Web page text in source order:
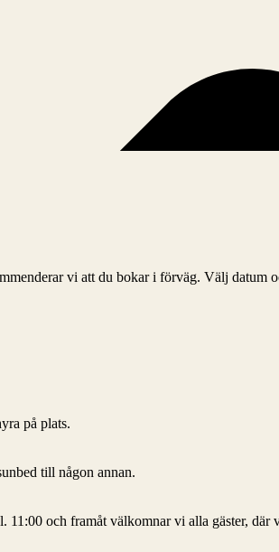
vi att du bokar i förväg. Välj
på plats.
till någon annan.
och framåt välkomnar vi alla gäster, där